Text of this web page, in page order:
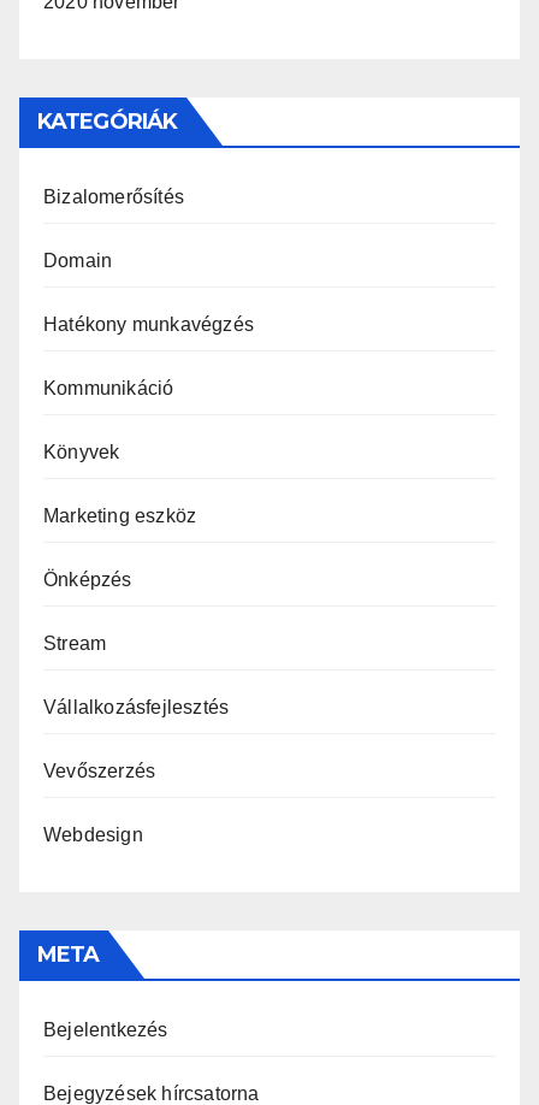
KATEGÓRIÁK
Bizalomerősítés
Domain
Hatékony munkavégzés
Kommunikáció
Könyvek
Marketing eszköz
Önképzés
Stream
Vállalkozásfejlesztés
Vevőszerzés
Webdesign
META
Bejelentkezés
Bejegyzések hírcsatorna